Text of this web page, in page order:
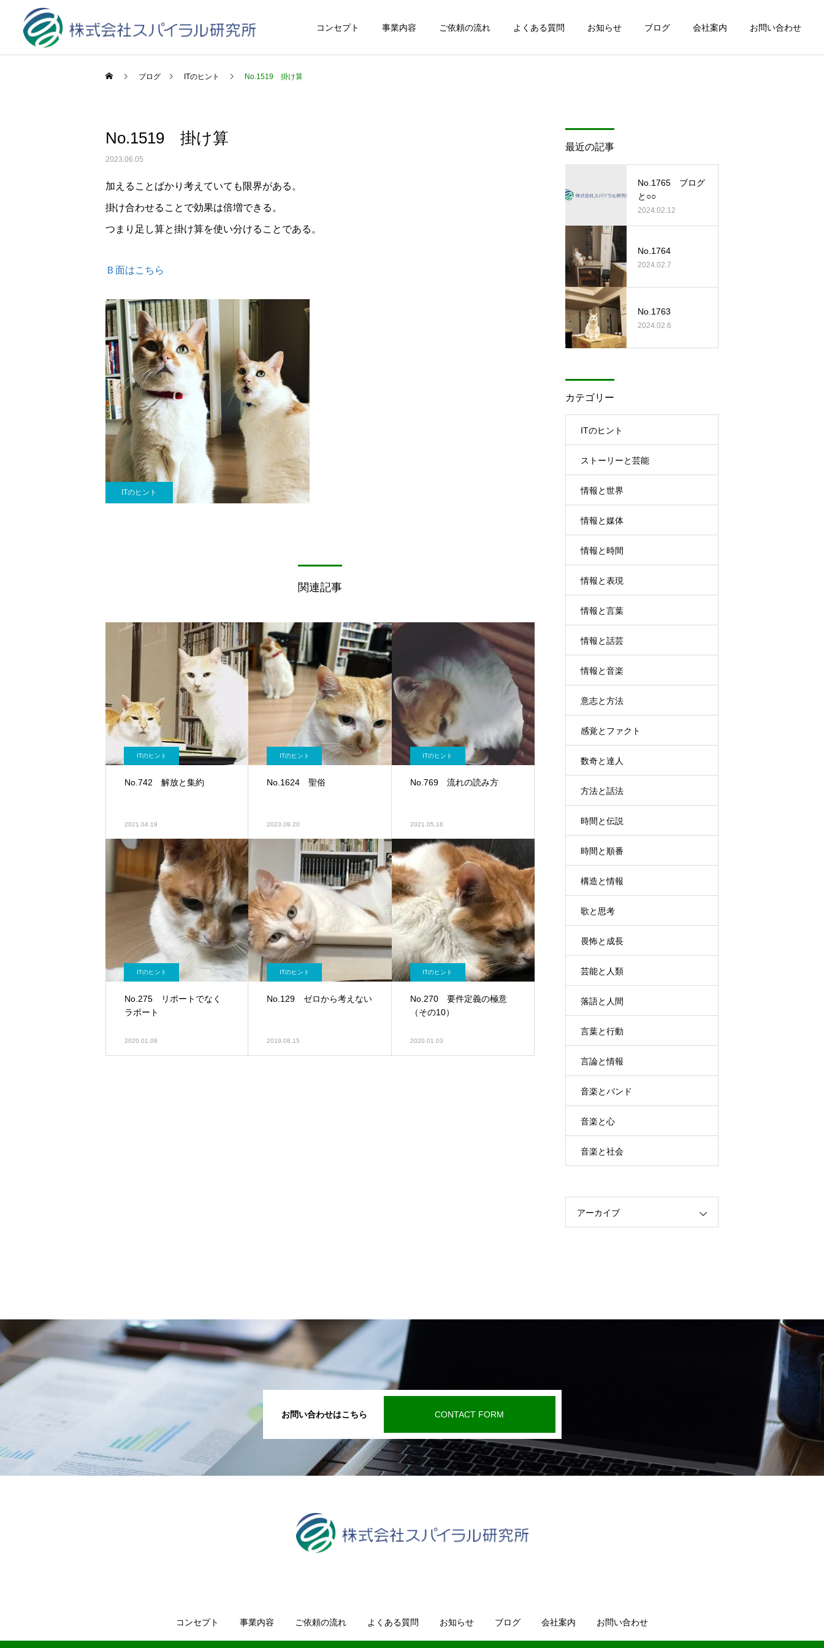
コンセプト 事業内容 ご依頼の流れ よくある質問 お知らせ ブログ 会社案内 お問い合わせ
ブログ ITのヒント No.1519 掛け算
No.1519 掛け算
2023.06.05
加えることばかり考えていても限界がある。
掛け合わせることで効果は倍増できる。
つまり足し算と掛け算を使い分けることである。
Ｂ面はこちら
ITのヒント
関連記事
ITのヒント
No.742 解放と集約
2021.04.19
ITのヒント
No.1624 聖俗
2023.09.20
ITのヒント
No.769 流れの読み方
2021.05.16
ITのヒント
No.275 リポートでなく
ラポート
2020.01.08
ITのヒント
No.129 ゼロから考えない
2019.08.15
ITのヒント
No.270 要件定義の極意
（その10）
2020.01.03
最近の記事
No.1765 ブログ
と○○
2024.02.12
No.1764
2024.02.7
No.1763
2024.02.6
カテゴリー
ITのヒント
ストーリーと芸能
情報と世界
情報と媒体
情報と時間
情報と表現
情報と言葉
情報と話芸
情報と音楽
意志と方法
感覚とファクト
数奇と達人
方法と話法
時間と伝説
時間と順番
構造と情報
歌と思考
畏怖と成長
芸能と人類
落語と人間
言葉と行動
言論と情報
音楽とバンド
音楽と心
音楽と社会
アーカイブ
お問い合わせはこちら CONTACT FORM
コンセプト 事業内容 ご依頼の流れ よくある質問 お知らせ ブログ 会社案内 お問い合わせ